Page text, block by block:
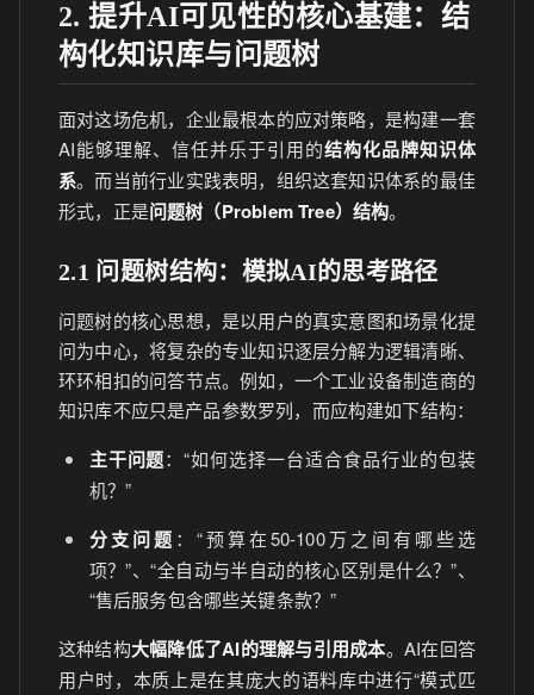
2. 提升AI可见性的核心基建：结
构化知识库与问题树
面对这场危机，企业最根本的应对策略，是构建一套
AI能够理解、信任并乐于引用的结构化品牌知识体
系。而当前行业实践表明，组织这套知识体系的最佳
形式，正是问题树（Problem Tree）结构。
2.1 问题树结构：模拟AI的思考路径
问题树的核心思想，是以用户的真实意图和场景化提
问为中心，将复杂的专业知识逐层分解为逻辑清晰、
环环相扣的问答节点。例如，一个工业设备制造商的
知识库不应只是产品参数罗列，而应构建如下结构：
主干问题：“如何选择一台适合食品行业的包装
机？”
分支问题 ：“预算在50-100万之间有哪些选
项？”、“全自动与半自动的核心区别是什么？”、
“售后服务包含哪些关键条款？”
这种结构大幅降低了AI的理解与引用成本。AI在回答
用户时，本质上是在其庞大的语料库中进行“模式匹